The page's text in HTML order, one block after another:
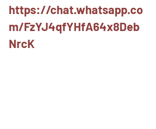
https://chat.whatsapp.co
m/FzYJ4qfYHfA64x8Deb
NrcK